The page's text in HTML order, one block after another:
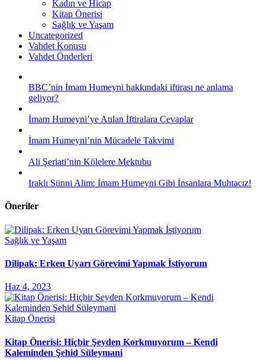
Kadın ve Hicap
Kitap Önerisi
Sağlık ve Yaşam
Uncategorized
Vahdet Konusu
Vahdet Önderleri
BBC’nin İmam Humeyni hakkındaki iftirası ne anlama
geliyor?
İmam Humeyni’ye Atılan İftiralara Cevaplar
İmam Humeyni’nin Mücadele Takvimi
Ali Şeriati’nin Kölelere Mektubu
Iraklı Sünni Alim: İmam Humeyni Gibi İnsanlara Muhtacız!
Öneriler
Sağlık ve Yaşam
Dilipak: Erken Uyarı Görevimi Yapmak İstiyorum
Haz 4, 2023
Kitap Önerisi
Kitap Önerisi: Hiçbir Şeyden Korkmuyorum – Kendi
Kaleminden Şehid Süleymani